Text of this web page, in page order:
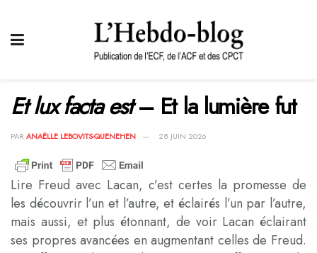
Et lux facta est– Et la lumière fut
PAR ANAËLLE LEBOVITS-QUENEHEN 28 JUIN 2026
Lire Freud avec Lacan, c’est certes la promesse de
les découvrir l’un et l’autre, et éclairés l’un par l’autre,
mais aussi, et plus étonnant, de voir Lacan éclairant
ses propres avancées en augmentant celles de Freud.